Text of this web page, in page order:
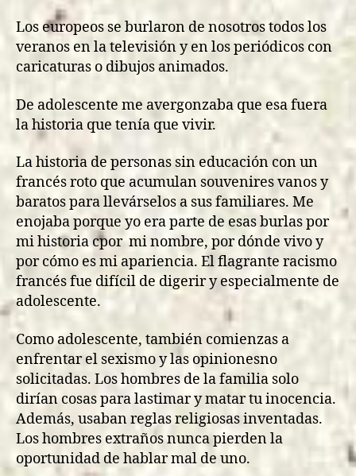
Los europeos se burlaron de nosotros todos los
veranos en la televisión y en los periódicos con
caricaturas o dibujos animados.
De adolescente me avergonzaba que esa fuera
la historia que tenía que vivir.
La historia de personas sin educación con un
francés roto que acumulan souvenires vanos y
baratos para llevárselos a sus familiares. Me
enojaba porque yo era parte de esas burlas por
mi historia cpor mi nombre, por dónde vivo y
por cómo es mi apariencia. El flagrante racismo
francés fue difícil de digerir y especialmente de
adolescente.
Como adolescente, también comienzas a
enfrentar el sexismo y las opinionesno
solicitadas. Los hombres de la familia solo
dirían cosas para lastimar y matar tu inocencia.
Además, usaban reglas religiosas inventadas.
Los hombres extraños nunca pierden la
oportunidad de hablar mal de uno.